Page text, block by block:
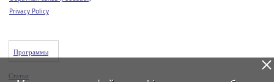
Privacy Policy
Программы
Статьи